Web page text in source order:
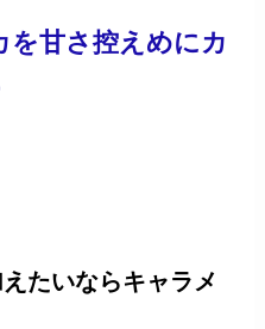
を甘さ控えめにカ
たいならキャラメ